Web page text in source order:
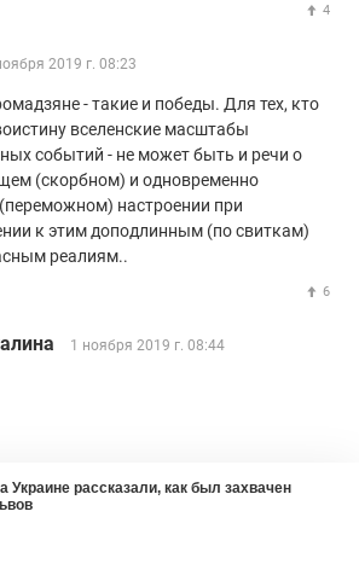
4
2019 г. 08:23
- такие и победы. Для тех, кто
вселенские масштабы
событий - не может быть и речи о
(скорбном) и одновременно
настроении при
к этим доподлинным (по свиткам)
реалиям..
6
1 ноября 2019 г. 08:44
Украине рассказали, как был захвачен